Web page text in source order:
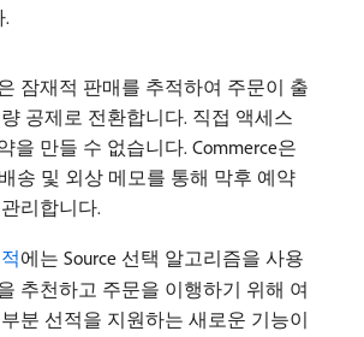
잠재적 판매를 추적하여 주문이 출
공제로 전환합니다. 직접 액세스
을 만들 수 없습니다. Commerce은
송 및 외상 메모를 통해 막후 예약
리합니다.
에는 Source 선택 알고리즘을 사용
추천하고 주문을 이행하기 위해 여
분 선적을 지원하는 새로운 기능이